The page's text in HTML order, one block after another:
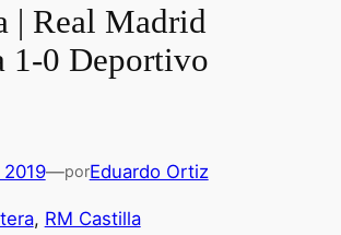
| Real Madrid
1-0 Deportivo
—porEduardo Ortiz
, RM Castilla